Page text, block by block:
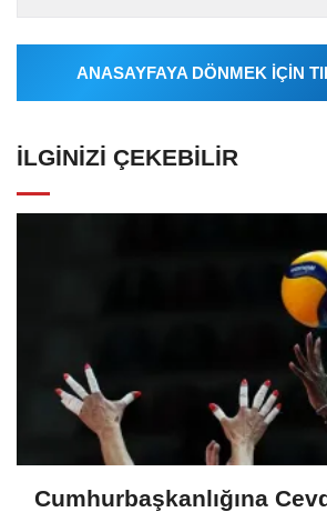
Ajansı tarafından...
ANASAYFAYA DÖNMEK İÇİN
İLGINIZI ÇEKEBILIR
Cumhurbaşkanlığına